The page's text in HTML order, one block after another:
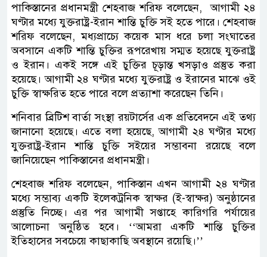
পাকিস্তানের প্রধানমন্ত্রী শেহবাজ শরিফ বলেছেন, আগামী ২৪
ঘণ্টার মধ্যে যুক্তরাষ্ট্র-ইরান শান্তি চুক্তি সই হতে পারে। শেহবাজ
শরিফ বলেছেন, মধ্যপ্রাচ্যে কয়েক মাস ধরে চলা সংঘাতের
অবসানে একটি শান্তি চুক্তির রূপরেখায় সম্মত হয়েছে যুক্তরাষ্ট্র
ও ইরান। একই সঙ্গে এই চুক্তির চূড়ান্ত খসড়াও প্রস্তুত করা
হয়েছে। আগামী ২৪ ঘণ্টার মধ্যে যুক্তরাষ্ট্র ও ইরানের মাঝে ওই
চুক্তি স্বাক্ষরিত হতে পারে বলে প্রত্যাশা করেছেন তিনি।
শনিবার ব্রিটিশ বার্তা সংস্থা রয়টার্সের এক প্রতিবেদনে এই তথ্য
জানানো হয়েছে। এতে বলা হয়েছে, আগামী ২৪ ঘণ্টার মধ্যে
যুক্তরাষ্ট্র-ইরান শান্তি চুক্তি সইয়ের সম্ভাবনা রয়েছে বলে
জানিয়েছেন পাকিস্তানের প্রধানমন্ত্রী।
শেহবাজ শরিফ বলেছেন, পাকিস্তান এখন আগামী ২৪ ঘণ্টার
মধ্যে সম্ভাব্য একটি ইলেকট্রনিক স্বাক্ষর (ই-স্বাক্ষর) অনুষ্ঠানের
প্রস্তুতি নিচ্ছে। এর পর আগামী সপ্তাহে কারিগরি পর্যায়ের
আলোচনা অনুষ্ঠিত হবে। ‌‌‘‘আমরা একটি শান্তি চুক্তির
ইতিহাসের সবচেয়ে কাছাকাছি অবস্থানে রয়েছি।’’